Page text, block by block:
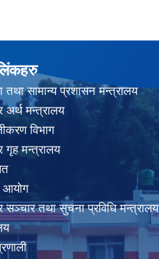
तथा सामान्य प्रशासन मन्त्रालय
अर्थ मन्त्रालय
विभाग
गृह मन्त्रालय
आयोग
सञ्चार तथा सुचना प्रविधि मन्त्रालय